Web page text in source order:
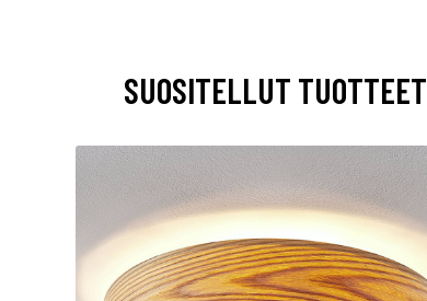
SUOSITELLUT TUOTTEET